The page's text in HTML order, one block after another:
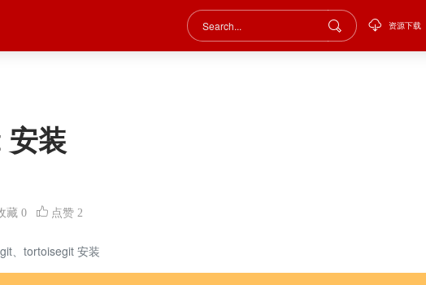
资源下载
装
藏 0 点赞 2
git、tortoisegit 安装